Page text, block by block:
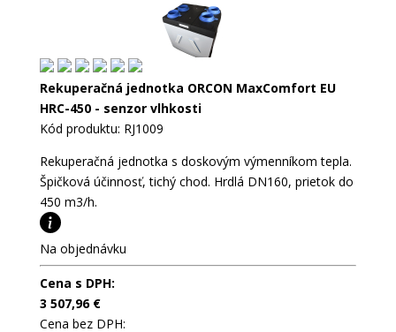
Rekuperačná jednotka ORCON MaxComfort EU
HRC-450 - senzor vlhkosti
Kód produktu: RJ1009
Rekuperačná jednotka s doskovým výmenníkom tepla.
Špičková účinnosť, tichý chod. Hrdlá DN160, prietok do
450 m3/h.
Na objednávku
Cena s DPH:
3 507,96 €
Cena bez DPH: